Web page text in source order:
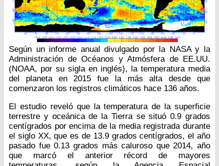
Según un informe anual divulgado por la NASA y la
Administración de Océanos y Atmósfera de EE.UU.
(NOAA, por su sigla en inglés), la temperatura media
del planeta en 2015 fue la más alta desde que
comenzaron los registros climáticos hace 136 años.
El estudio reveló que la temperatura de la superficie
terrestre y oceánica de la Tierra se situó 0.9 grados
centígrados por encima de la media registrada durante
el siglo XX, que es de 13.9 grados centígrados, el año
pasado fue 0.13 grados más caluroso que 2014, año
que marcó el anterior récord de mayores